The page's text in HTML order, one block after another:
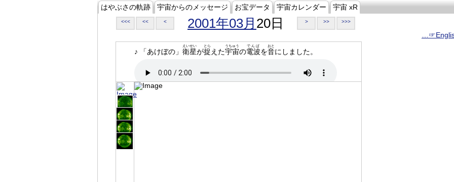
はやぶさの軌跡 宇宙からのメッセージ お宝データ 宇宙カレンダー 宇宙 xR
<<< << < 2001年03月 20日 > >> >>>
♪ 「あけぼの」 衛星
えいせい
が捉
とら
えた宇宙
うちゅう
の電波
でんぱ
を音
おと
にしました。